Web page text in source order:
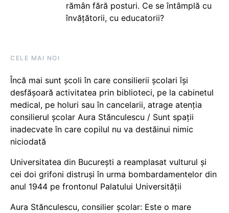
rămân fără posturi. Ce se întâmplă cu
învățătorii, cu educatorii?
CELE MAI NOI
Încă mai sunt școli în care consilierii școlari își
desfășoară activitatea prin biblioteci, pe la cabinetul
medical, pe holuri sau în cancelarii, atrage atenția
consilierul școlar Aura Stănculescu / Sunt spații
inadecvate în care copilul nu va destăinui nimic
niciodată
Universitatea din București a reamplasat vulturul și
cei doi grifoni distruși în urma bombardamentelor din
anul 1944 pe frontonul Palatului Universității
Aura Stănculescu, consilier școlar: Este o mare